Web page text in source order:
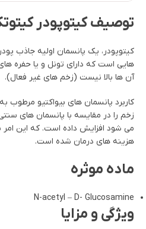
توصیف کیتوپودر
کیتوپودر، یک پانسمان اولیه جاذب
هایی است که دارای تونل و یا حفره
آن ها بالا نیست (زخم های غیر فعال).
کاربرد پانسمان های بیواکتیو مرطوب
زخم را در مقایسه با پانسمان های
می شود افزایش داده است. که این
هزینه های درمان شده است.
ماده موثره
N-acetyl – D- Glucosamine
ویژگی و مزایا